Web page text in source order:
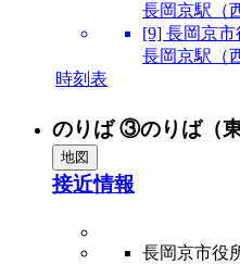
長岡京駅（
[9] 長岡京
長岡京駅（
時刻表
のりば ③のりば（
地図
接近情報
長岡京市役